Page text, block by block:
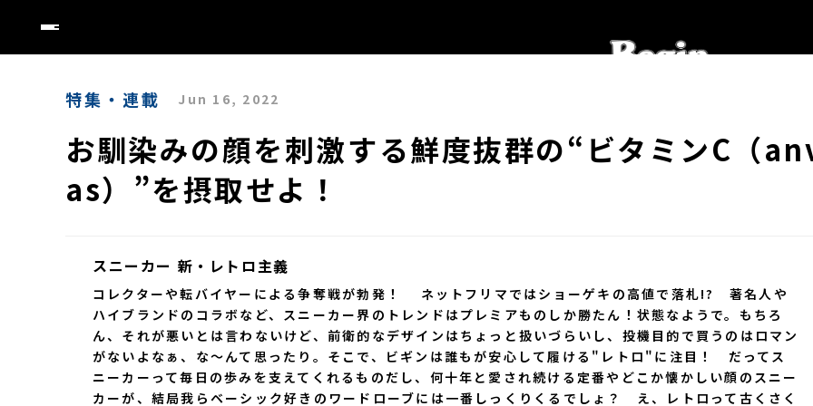
特集・連載 Jun 16, 2022
お馴染みの顔を刺激する鮮度抜群の“ビタミンC（
as）”を摂取せよ！
スニーカー 新・レトロ主義
コレクターや転バイヤーによる争奪戦が勃発！ ネットフリマではショーゲキの高値で落札!? 著名人や
ハイブランドのコラボなど、スニーカー界のトレンドはプレミアものしか勝たん！状態なようで。もちろ
ん、それが悪いとは言わないけど、前衛的なデザインはちょっと扱いづらいし、投機目的で買うのはロマン
がないよなぁ、な〜んて思ったり。そこで、ビギンは誰もが安心して履ける"レトロ"に注目！ だってス
ニーカーって毎日の歩みを支えてくれるものだし、何十年と愛され続ける定番やどこか懐かしい顔のスニー
カーが、結局我らベーシック好きのワードローブには一番しっくりくるでしょ？ え、レトロって古くさく